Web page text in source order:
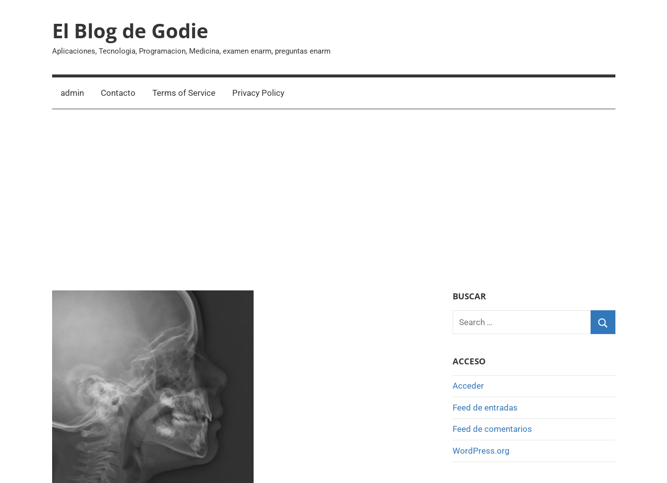
El Blog de Godie
Aplicaciones, Tecnologia, Programacion, Medicina, examen enarm, preguntas enarm
admin Contacto Terms of Service Privacy Policy
BUSCAR
Search
for:
ACCESO
Acceder
Feed de entradas
Feed de comentarios
WordPress.org